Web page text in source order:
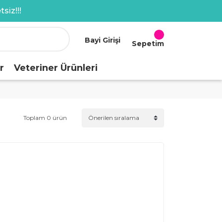
Bayi Girişi Sepetim
Veteriner Ürünleri
Toplam 0 ürün